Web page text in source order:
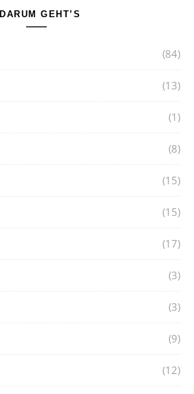
DARUM GEHT’S
(84)
(13)
(1)
(8)
(15)
(15)
(17)
(3)
(3)
(9)
(12)